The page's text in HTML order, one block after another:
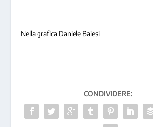
Nella grafica Daniele Baiesi
CONDIVIDERE: